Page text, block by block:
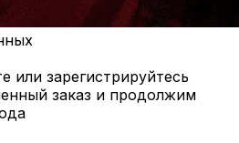
или зарегистрируйтесь
заказ и продолжим